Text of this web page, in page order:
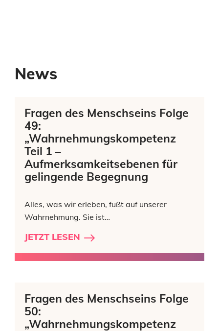
News
Fragen des Menschseins Folge
49:
„Wahrnehmungskompetenz
Teil 1 –
Aufmerksamkeitsebenen für
gelingende Begegnung
Alles, was wir erleben, fußt auf unserer
Wahrnehmung. Sie ist…
JETZT LESEN
Fragen des Menschseins Folge
50:
„Wahrnehmungskompetenz